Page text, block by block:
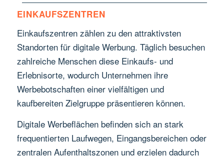
EINKAUFSZENTREN
Einkaufszentren zählen zu den attraktivsten
Standorten für digitale Werbung. Täglich besuchen
zahlreiche Menschen diese Einkaufs- und
Erlebnisorte, wodurch Unternehmen ihre
Werbebotschaften einer vielfältigen und
kaufbereiten Zielgruppe präsentieren können.
Digitale Werbeflächen befinden sich an stark
frequentierten Laufwegen, Eingangsbereichen oder
zentralen Aufenthaltszonen und erzielen dadurch